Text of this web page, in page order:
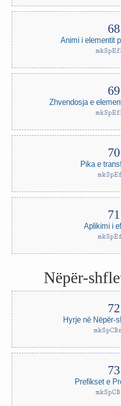
Animi i elementit
Zhvendosja e
Pika e
Aplikimi i
Nëpër-
Hyrje në Nëpër-
Prefikset e